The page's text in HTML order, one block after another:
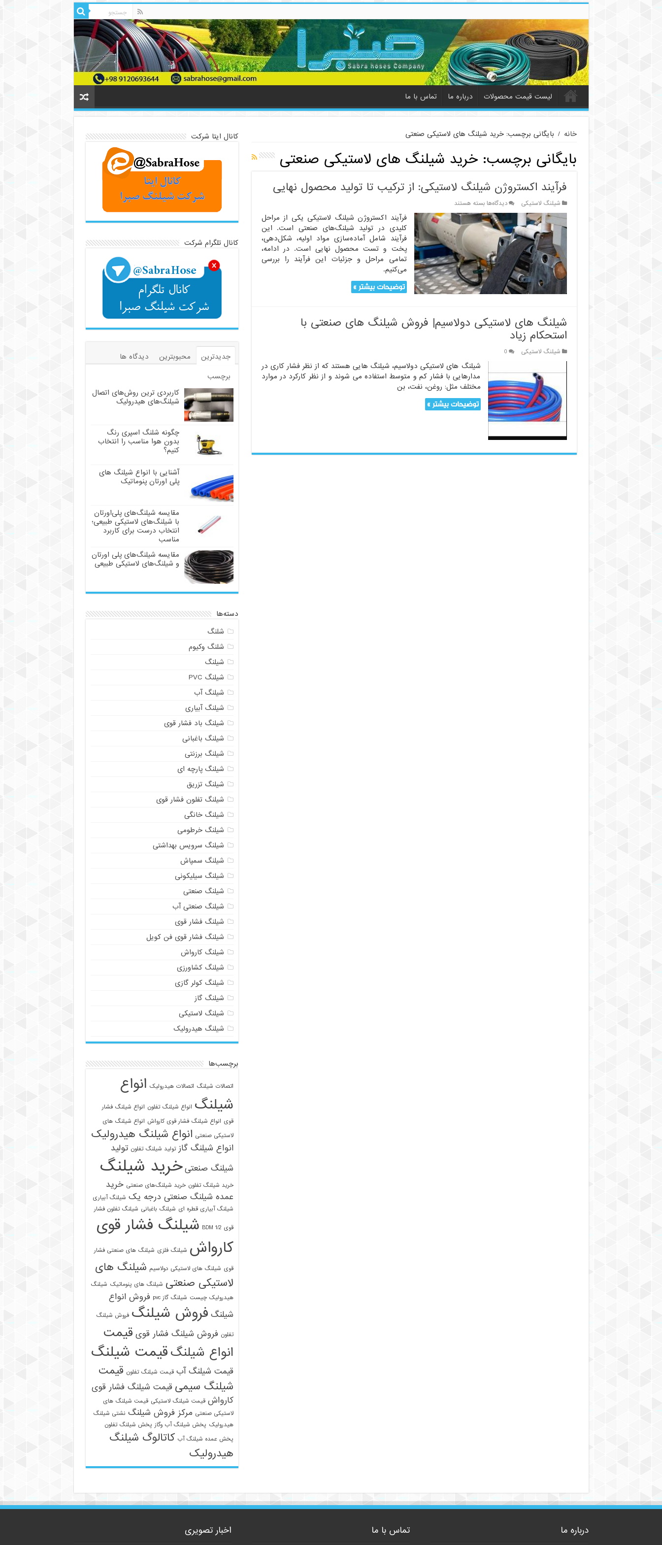
لیست قیمت محصولات درباره ما تماس با ما
خانه / بایگانی برچسب: خرید شیلنگ های لاستیکی صنعتی
بایگانی برچسب:خرید شیلنگ های لاستیکی صنعتی
فرآیند اکستروژن شیلنگ لاستیکی: از ترکیب تا تولید محصول نهایی
شیلنگ لاستیکی دیدگاه‌هابرای
فرآیند
اکستروژن
شیلنگ
لاستیکی:
از
ترکیب
تا
تولید
محصول
نهایی
بسته هستند
فرآیند اکستروژن شیلنگ لاستیکی یکی از مراحل
کلیدی در تولید شیلنگ‌های صنعتی است. این
فرآیند شامل آماده‌سازی مواد اولیه، شکل‌دهی،
پخت و تست محصول نهایی است. در ادامه،
تمامی مراحل و جزئیات این فرآیند را بررسی
می‌کنیم.
توضیحات بیشتر »
شیلنگ های لاستیکی دولاسیم| فروش شیلنگ های صنعتی با
استحکام زیاد
شیلنگ لاستیکی 0
شیلنگ های لاستیکی دولاسیم، شیلنگ هایی هستند که از نظر فشار کاری در
مدارهایی با فشار کم و متوسط استفاده می شوند و از نظر کارکرد در موارد
مختلف مثل: روغن، نفت، بن
توضیحات بیشتر »
کانال ایتا شرکت
کانال تلگرام شرکت
جدیدترین محبوبترین
دیدگاه ها
برچسب
کاربردی ترین روش‌های اتصال
شیلنگ‌های هیدرولیک
چگونه شلنگ اسپری رنگ
بدون هوا مناسب را انتخاب
کنیم؟
آشنایی با انواع شیلنگ های
پلی اورتان پنوماتیک
مقایسه شیلنگ‌های پلی‌اورتان
با شیلنگ‌های لاستیکی طبیعی؛
انتخاب درست برای کاربرد
مناسب
مقایسه شیلنگ‌های پلی اورتان
و شیلنگ‌های لاستیکی طبیعی
دسته‌ها
شلنگ
شلنگ وکیوم
شیلنگ
شیلنگ PVC
شیلنگ آب
شیلنگ آبیاری
شیلنگ باد فشار قوی
شیلنگ باغبانی
شیلنگ برزنتی
شیلنگ پارچه‌ ای
شیلنگ تزریق
شیلنگ تفلون فشار قوی
شیلنگ خانگی
شیلنگ خرطومی
شیلنگ سرویس بهداشتی
شیلنگ سمپاش
شیلنگ سیلیکونی
شیلنگ صنعتی
شیلنگ صنعتی آب
شیلنگ فشار قوی
شیلنگ فشار قوی فن کویل
شیلنگ کارواش
شیلنگ کشاورزی
شیلنگ کولر گازی
شیلنگ گاز
شیلنگ لاستیکی
شیلنگ هیدرولیک
برچسب‌ها
اتصالات شیلنگ اتصالات هیدرولیک انواع
شیلنگ انواع شیلنگ تفلون انواع شیلنگ فشار
قوی انواع شیلنگ فشار قوی کارواش انواع شیلنگ های
لاستیکی صنعتی انواع شیلنگ هیدرولیک
انواع شیلنگ گاز تولید شیلنگ تفلون تولید
شیلنگ صنعتی خرید شیلنگ
خرید شیلنگ تفلون خرید شیلنگ‌های صنعتی خرید
عمده شیلنگ صنعتی درجه یک شیلنگ آبیاری
شیلنگ آبیاری قطره ای شیلنگ باغبانی شیلنگ تفلون فشار
قوی 1/2 BDM
شیلنگ فشار قوی
کارواش شیلنگ فلزی شیلنگ های صنعتی فشار
قوی شیلنگ های لاستیکی دولاسیم شیلنگ های
لاستیکی صنعتی شیلنگ های پنوماتیک شیلنگ
هیدرولیک چیست شیلنگ گاز pvc
فروش انواع
شیلنگ فروش شیلنگ فروش شیلنگ
تفلون فروش شیلنگ فشار قوی قیمت
انواع شیلنگقیمت شیلنگ
قیمت شیلنگ آب قیمت شیلنگ تفلون قیمت
شیلنگ سیمی قیمت شیلنگ فشار قوی
کارواش قیمت شیلنگ لاستیکی قیمت شیلنگ های
لاستیکی صنعتی مرکز فروش شیلنگ نشتی شیلنگ
هیدرولیک پخش شیلنگ آب وگاز پخش شیلنگ تفلون
پخش عمده شیلنگ آب کاتالوگ شیلنگ
هیدرولیک
درباره ما تماس با ما اخبار تصویری